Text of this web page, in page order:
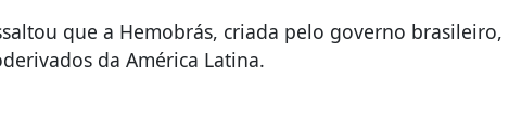
que a Hemobrás, criada pelo governo brasileiro,
da América Latina.